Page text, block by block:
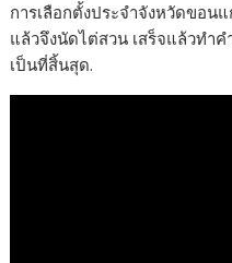
การเลือกตั้งประจำจังหวัดขอ
แล้วจึงนัดไต่สวน เสร็จแล้วทำ
เป็นที่สิ้นสุด.